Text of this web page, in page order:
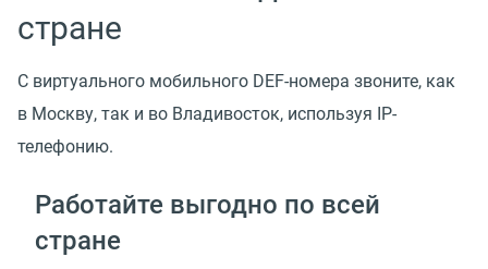
стране
С виртуального мобильного DEF-номера звоните, как
в Москву, так и во Владивосток, используя IP-
телефонию.
Работайте выгодно по всей
стране